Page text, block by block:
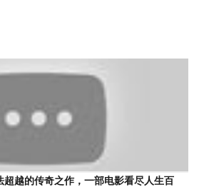
超越的传奇之作，一部电影看尽人生百